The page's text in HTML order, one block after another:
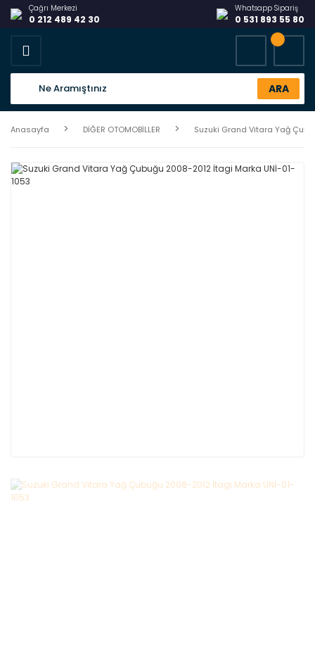
Çağrı Merkezi
0 212 489 42 30
Whatsapp Sipariş
0 531 893 55 80
ARA
Anasayfa DİĞER OTOMOBİLLER Suzuki Grand Vitara Yağ